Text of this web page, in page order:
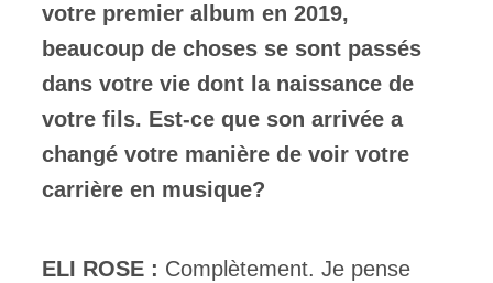
votre premier album en 2019,
beaucoup de choses se sont passés
dans votre vie dont la naissance de
votre fils. Est-ce que son arrivée a
changé votre manière de voir votre
carrière en musique?
ELI ROSE : Complètement. Je pense